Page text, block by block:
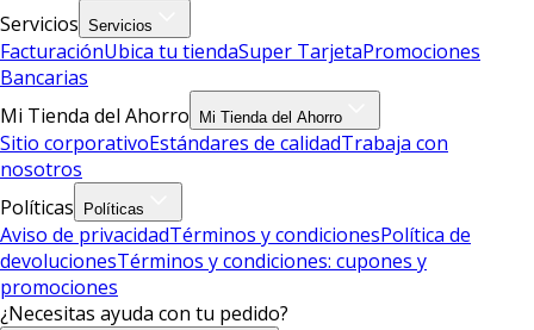
Servicios Servicios
FacturaciónUbica tu tiendaSuper TarjetaPromociones
Bancarias
Mi Tienda del Ahorro
Mi Tienda del Ahorro
Sitio corporativoEstándares de calidadTrabaja con
nosotros
Políticas
Políticas
Aviso de privacidadTérminos y condicionesPolítica de
devolucionesTérminos y condiciones: cupones y
promociones
¿Necesitas ayuda con tu pedido?